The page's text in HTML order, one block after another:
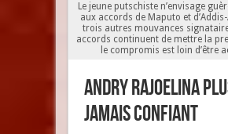
Le jeune putschiste n’envisage
aux accords de Maputo et d’Addis-
trois autres mouvances
accords continuent de mettre la
le compromis est loin d’être
Andry Rajoelina
jamais confiant